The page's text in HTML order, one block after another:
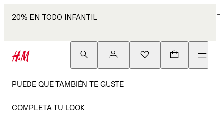
20% EN TODO INFANTIL
PUEDE QUE TAMBIÉN TE GUSTE
COMPLETA TU LOOK